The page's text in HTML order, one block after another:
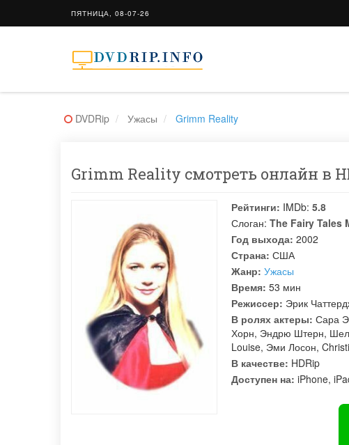
ПЯТНИЦА, 08-07-26
DVDRip Ужасы Grimm Reality
Grimm Reality смотреть онлайн в
Рейтинги: IMDb: 5.8
Слоган: The Fairy Tales
Год выхода: 2002
Страна: США
Жанр: Ужасы
Время: 53 мин
Режиссер: Эрик
В ролях актеры: Сара
Хорн, Эндрю Штерн,
Louise, Эми Лосон,
В качестве: HDRip
Доступен на: iPhone,